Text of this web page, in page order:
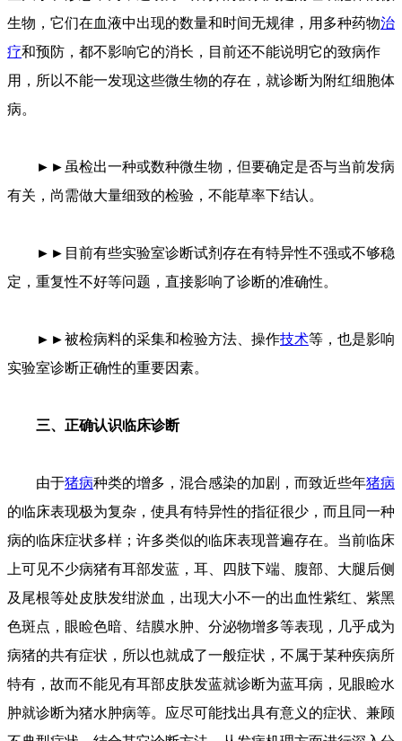
生物，它们在血液中出现的数量和时间无规律，用多种药物治
疗和预防，都不影响它的消长，目前还不能说明它的致病作
用，所以不能一发现这些微生物的存在，就诊断为附红细胞体
病。
►►虽检出一种或数种微生物，但要确定是否与当前发病
有关，尚需做大量细致的检验，不能草率下结认。
►►目前有些实验室诊断试剂存在有特异性不强或不够稳
定，重复性不好等问题，直接影响了诊断的准确性。
►►被检病料的采集和检验方法、操作技术等，也是影响
实验室诊断正确性的重要因素。
三、正确认识临床诊断
由于猪病种类的增多，混合感染的加剧，而致近些年猪病
的临床表现极为复杂，使具有特异性的指征很少，而且同一种
病的临床症状多样；许多类似的临床表现普遍存在。当前临床
上可见不少病猪有耳部发蓝，耳、四肢下端、腹部、大腿后侧
及尾根等处皮肤发绀淤血，出现大小不一的出血性紫红、紫黑
色斑点，眼睑色暗、结膜水肿、分泌物增多等表现，几乎成为
病猪的共有症状，所以也就成了一般症状，不属于某种疾病所
特有，故而不能见有耳部皮肤发蓝就诊断为蓝耳病，见眼睑水
肿就诊断为猪水肿病等。应尽可能找出具有意义的症状、兼顾